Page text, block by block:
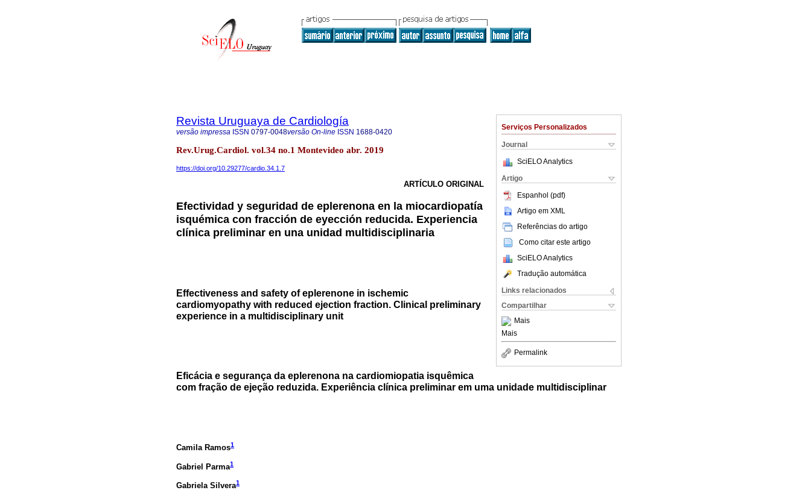
Serviços Personalizados
Journal
SciELO Analytics
Artigo
Espanhol (pdf)
Artigo em XML
Referências do artigo
Como citar este artigo
SciELO Analytics
Tradução automática
Links relacionados
Compartilhar
Mais
Mais
Permalink
Revista Uruguaya de Cardiología
versão impressa ISSN 0797-0048versão On-line ISSN 1688-0420
Rev.Urug.Cardiol. vol.34 no.1 Montevideo abr. 2019
https://doi.org/10.29277/cardio.34.1.7
ARTÍCULO ORIGINAL
Efectividad y seguridad de eplerenona en la miocardiopatía
isquémica con fracción de eyección reducida. Experiencia
clínica preliminar en una unidad multidisciplinaria
Effectiveness and safety of eplerenone in ischemic
cardiomyopathy with reduced ejection fraction. Clinical preliminary
experience in a multidisciplinary unit
Eficácia e segurança da eplerenona na cardiomiopatia isquêmica
com fração de ejeção reduzida. Experiência clínica preliminar em uma unidade multidisciplinar
Camila Ramos1
Gabriel Parma1
Gabriela Silvera1